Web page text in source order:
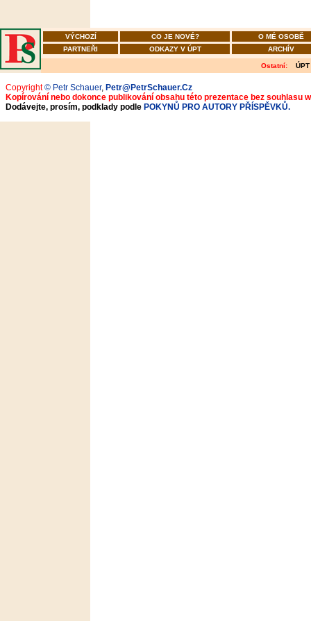
VÝCHOZÍ CO JE NOVÉ?
O MÉ OSOBĚ
PARTNEŘI
ODKAZY V ÚPT ARCHÍV
Ostatní: ÚPT
Copyright© Petr Schauer, Petr@PetrSchauer.Cz
Kopírování nebo dokonce publikování obsahu této prezentace bez souhlasu
Dodávejte, prosím, podklady podle POKYNŮ PRO AUTORY PŘÍSPĚVKŮ.